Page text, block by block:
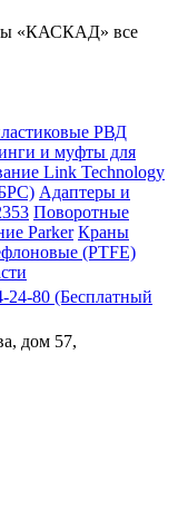
«КАСКАД» все
РВД
и муфты для
Link Technology
Адаптеры и
Поворотные
Parker Краны
(PTFE)
24-80 (Бесплатный
дом 57,